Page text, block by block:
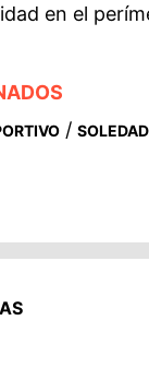
en el
/